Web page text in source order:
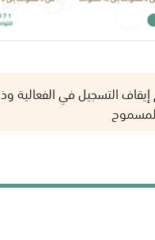
إيقاف التسجيل في الفعالية